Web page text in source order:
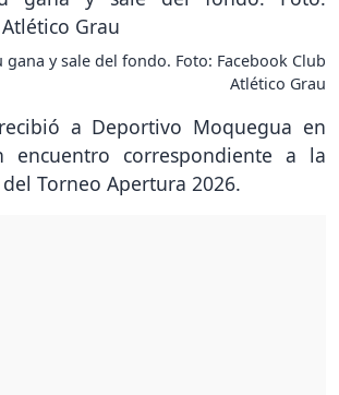
gana y sale del fondo. Foto: Facebook Club
Atlético Grau
a Deportivo Moquegua en
encuentro correspondiente a la
Torneo Apertura 2026.